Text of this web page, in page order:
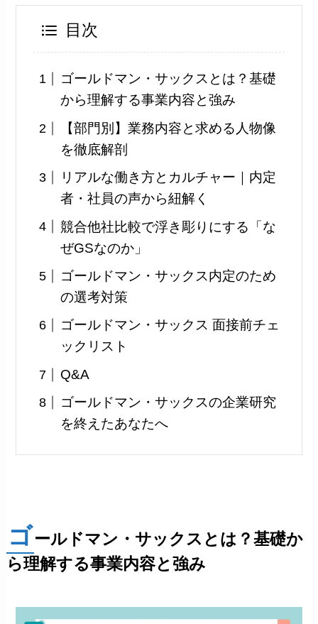
目次
ゴールドマン・サックスとは？基礎
から理解する事業内容と強み
【部門別】業務内容と求める人物像
を徹底解剖
リアルな働き方とカルチャー｜内定
者・社員の声から紐解く
競合他社比較で浮き彫りにする「な
ぜGSなのか」
ゴールドマン・サックス内定のため
の選考対策
ゴールドマン・サックス 面接前チェ
ックリスト
Q&A
ゴールドマン・サックスの企業研究
を終えたあなたへ
ゴールドマン・サックスとは？基礎か
ら理解する事業内容と強み